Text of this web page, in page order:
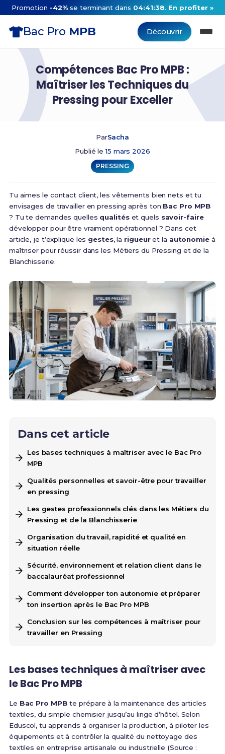
Promotion -42% se terminant dans 04:41:37. En profiter »
Bac Pro MPB Découvrir
Compétences Bac Pro MPB :
Maîtriser les Techniques du
Pressing pour Exceller
ParSacha
Publié le15 mars 2026
PRESSING
Tu aimes le contact client, les vêtements bien nets et tu
envisages de travailler en pressing après ton Bac Pro MPB
? Tu te demandes quelles qualitéset quels savoir-faire
développer pour être vraiment opérationnel ? Dans cet
article, je t’explique les gestes, la rigueuret la autonomieà
maîtriser pour réussir dans les Métiers du Pressing et de la
Blanchisserie.
Dans cet article
Les bases techniques à maîtriser avec le Bac Pro
MPB
Qualités personnelles et savoir-être pour travailler
en pressing
Les gestes professionnels clés dans les Métiers du
Pressing et de la Blanchisserie
Organisation du travail, rapidité et qualité en
situation réelle
Sécurité, environnement et relation client dans le
baccalauréat professionnel
Comment développer ton autonomie et préparer
ton insertion après le Bac Pro MPB
Conclusion sur les compétences à maîtriser pour
travailler en Pressing
Les bases techniques à maîtriser avec
le Bac Pro MPB
Le Bac Pro MPB te prépare à la maintenance des articles
textiles, du simple chemisier jusqu’au linge d’hôtel. Selon
Eduscol, tu apprends à organiser la production, à piloter les
équipements et à contrôler la qualité du nettoyage des
textiles en entreprise artisanale ou industrielle (Source :